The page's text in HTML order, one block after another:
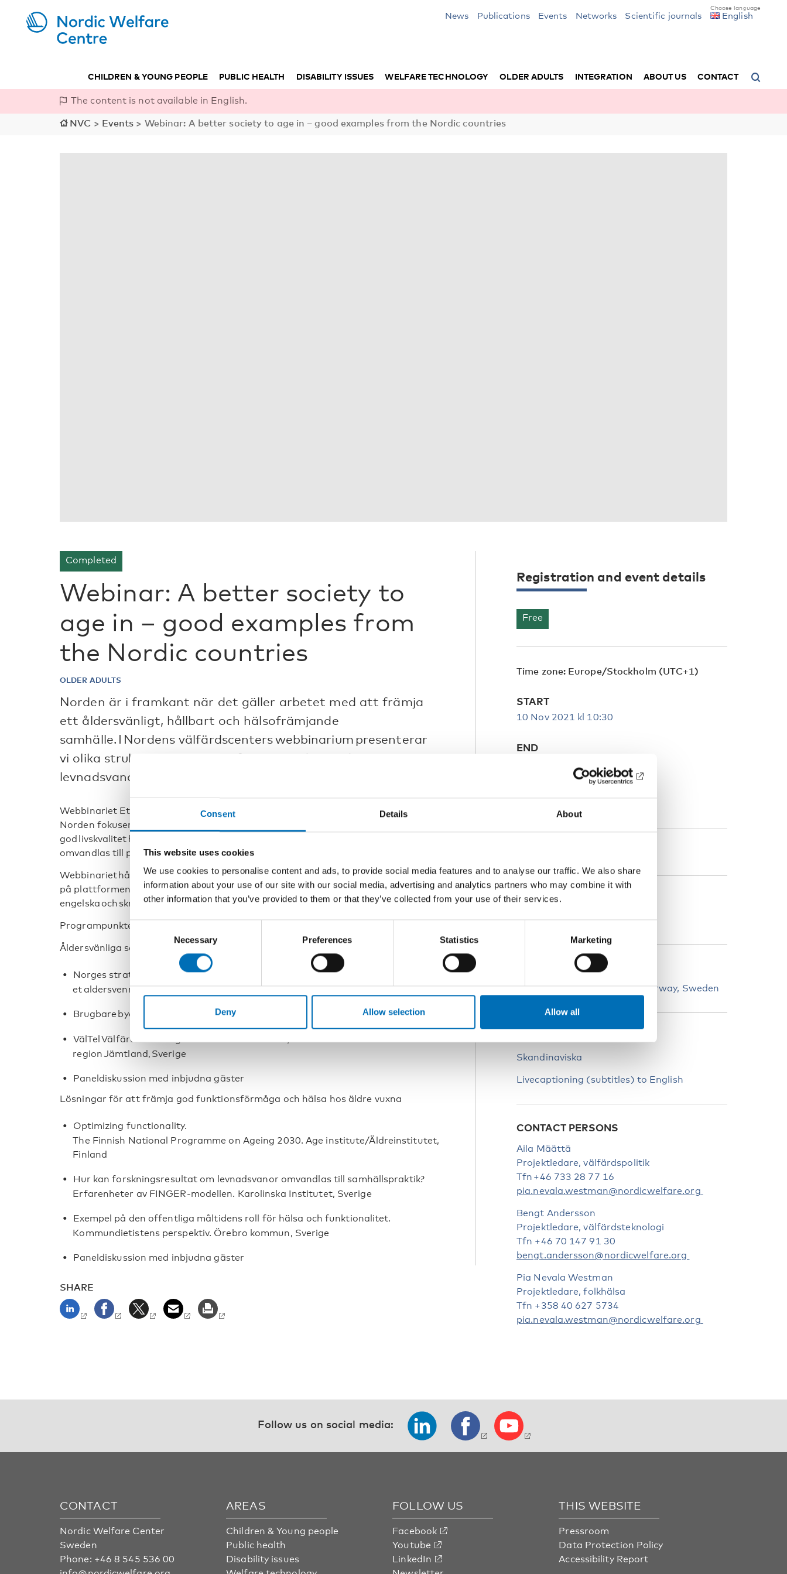
Consent Details About
This website uses cookies
We use cookies to personalise content and ads, to provide social media features and to analyse our traffic. We also share
information about your use of our site with our social media, advertising and analytics partners who may combine it with
other information that you’ve provided to them or that they’ve collected from your use of their services.
Consent
Necessary Preferences Statistics Marketing
Deny Allow selection Allow all
News Publications Events Networks Scientific journals English
CHILDREN & YOUNG PEOPLE PUBLIC HEALTH DISABILITY ISSUES WELFARE TECHNOLOGY OLDER ADULTS INTEGRATION ABOUT US CONTACT
The content is not available in English.
NVC > Events > Webinar: A better society to age in – good examples from the Nordic countries
Completed
Webinar: A better society to
age in – good examples from
the Nordic countries
OLDER ADULTS
Norden är i framkant när det gäller arbetet med att främja
ett åldersvänligt, hållbart och hälsofrämjande
samhälle. I Nordens välfärdscenters webbinarium presenterar
vi olika strukturella lösningar för att stödja sunda
levnadsvanor hos äldre vuxna.
Webbinariet Ett bättre samhälle att åldras i – goda exempel från
Norden fokuserar på nya nordiska lösningar som har tagits fram för att främja
god livskvalitet hos äldre vuxna. Vi tittar också på hur forskningsresultat kan
omvandlas till praktik och implementeras i vardagen.
Webbinariet hålls den 10 november 2021 klockan 10.30-12.30 CET
på plattformen Zoom. Webbinariet hålls på skandinaviska och
engelska och skrivtolkas på engelska.
Programpunkter:
Åldersvänliga samhällen och välfärdsteknologi
Norges strategi för ett åldersvänligt samhälle/Senteret for
et aldersvennlig Norge
Brugbare byer for seniorer, en idékatalog/Sundhedsstyrelsen Danmark
VälTel Välfärdsteknologi i Nordens Gröna Bälte/Östersund och
region Jämtland, Sverige
Paneldiskussion med inbjudna gäster
Lösningar för att främja god funktionsförmåga och hälsa hos äldre vuxna
Optimizing functionality.
The Finnish National Programme on Ageing 2030. Age institute/Äldreinstitutet,
Finland
Hur kan forskningsresultat om levnadsvanor omvandlas till samhällspraktik?
Erfarenheter av FINGER-modellen. Karolinska Institutet, Sverige
Exempel på den offentliga måltidens roll för hälsa och funktionalitet.
Kommundietistens perspektiv. Örebro kommun, Sverige
Paneldiskussion med inbjudna gäster
Registration and event details
Free
Time zone: Europe/Stockholm (UTC+1)
START
10 Nov 2021 kl 10:30
END
CATEGORIES
Older adults
COUNTRIES
Denmark Finland Iceland Norway Sweden
Skandinaviska
Livecaptioning (subtitles) to English
CONTACT PERSONS
Aila Määttä
Projektledare, välfärdspolitik
Tfn +46 733 28 77 16
pia.nevala.westman@nordicwelfare.org
Bengt Andersson
Projektledare, välfärdsteknologi
Tfn +46 70 147 91 30
bengt.andersson@nordicwelfare.org
Pia Nevala Westman
Projektledare, folkhälsa
Tfn +358 40 627 5734
pia.nevala.westman@nordicwelfare.org
SHARE
Follow us on social media:
CONTACT
Nordic Welfare Center
Sweden
Phone: +46 8 545 536 00
AREAS
Children & Young people
Public health
Disability issues
FOLLOW US
Facebook
Youtube
LinkedIn
THIS WEBSITE
Pressroom
Data Protection Policy
Accessibility Report